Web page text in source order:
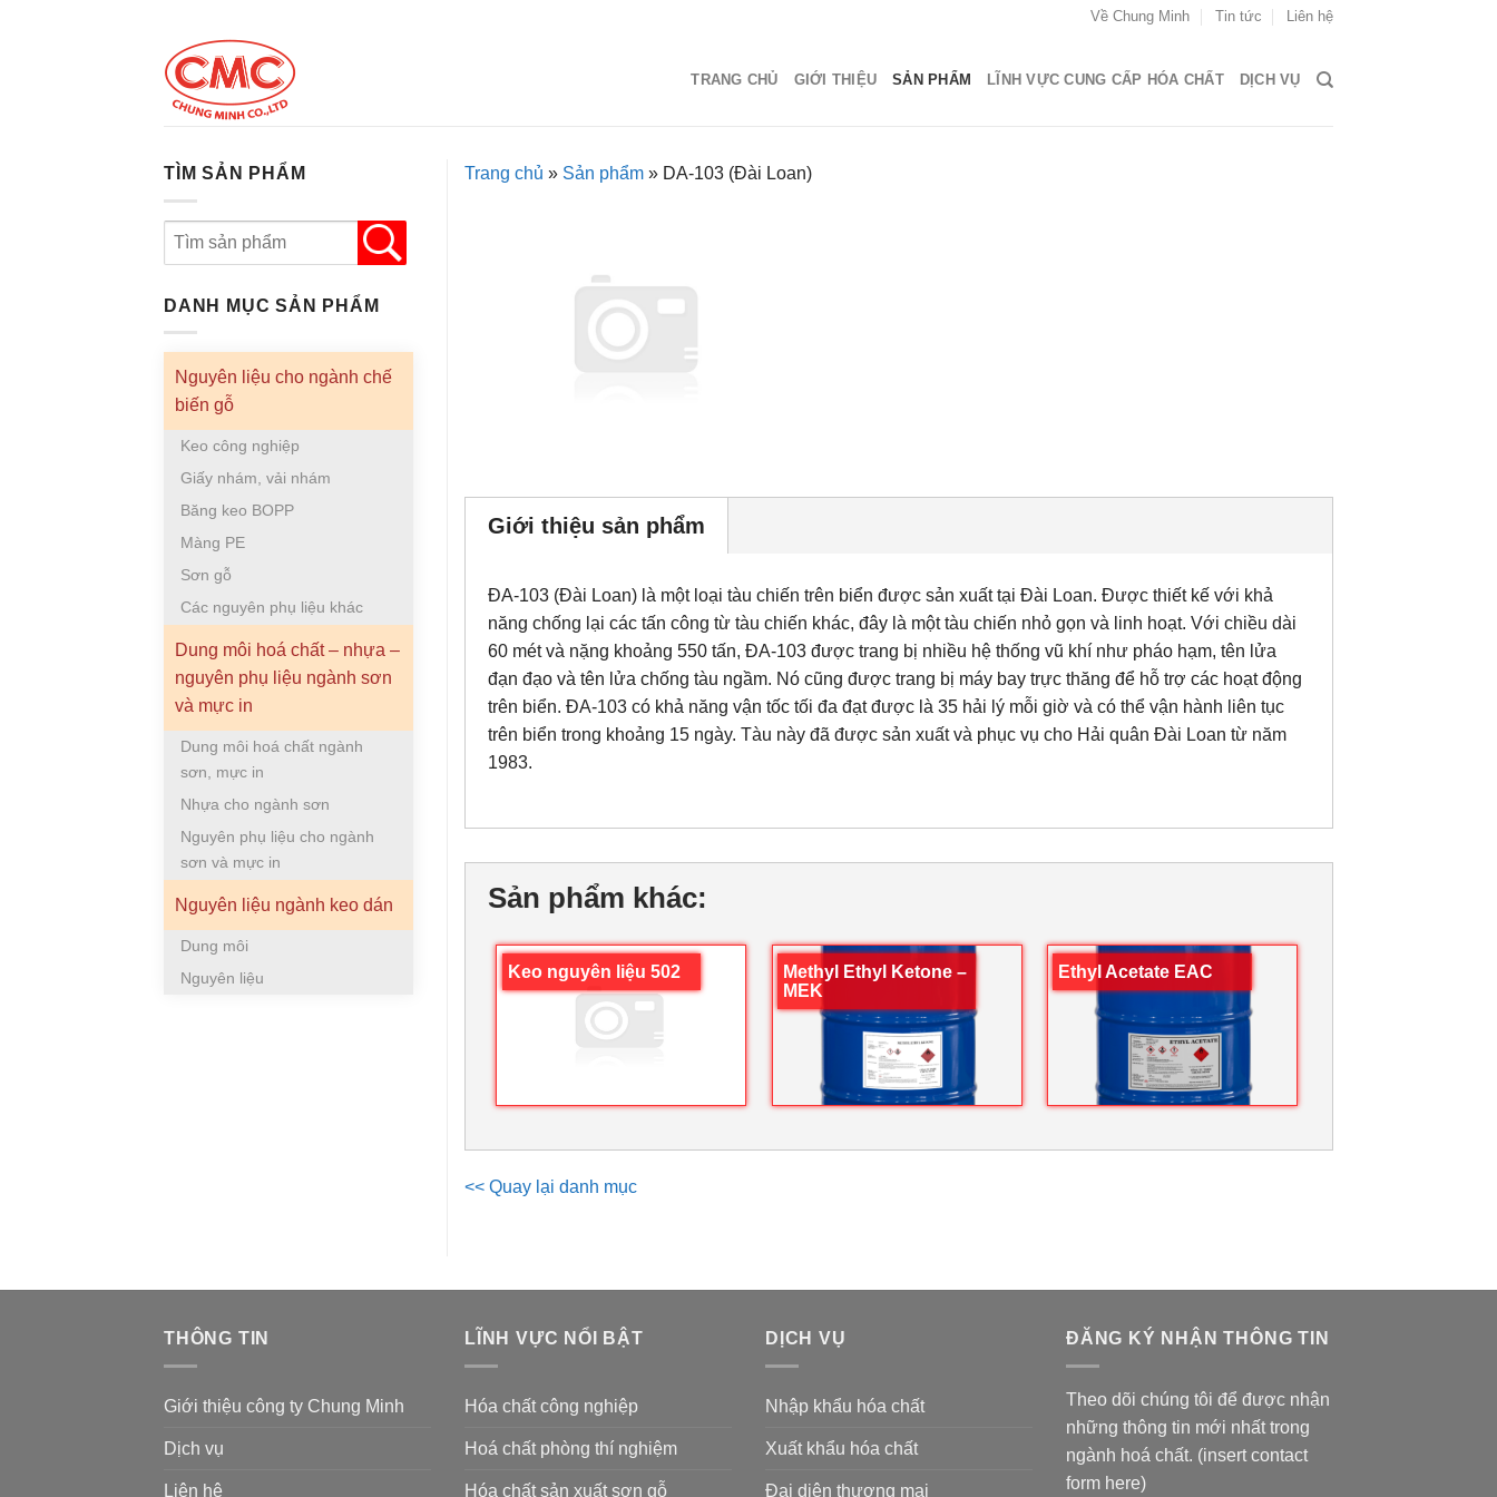
Về Chung Minh Tin tức Liên hệ
TRANG CHỦ GIỚI THIỆU SẢN PHẨM LĨNH VỰC CUNG CẤP HÓA CHẤT DỊCH VỤ
Trang chủ » Sản phẩm » DA-103 (Đài Loan)
Giới thiệu sản phẩm
ĐA-103 (Đài Loan) là một loại tàu chiến trên biển được sản xuất tại Đài Loan. Được thiết kế với khả
năng chống lại các tấn công từ tàu chiến khác, đây là một tàu chiến nhỏ gọn và linh hoạt. Với chiều dài
60 mét và nặng khoảng 550 tấn, ĐA-103 được trang bị nhiều hệ thống vũ khí như pháo hạm, tên lửa
đạn đạo và tên lửa chống tàu ngầm. Nó cũng được trang bị máy bay trực thăng để hỗ trợ các hoạt động
trên biển. ĐA-103 có khả năng vận tốc tối đa đạt được là 35 hải lý mỗi giờ và có thể vận hành liên tục
trên biển trong khoảng 15 ngày. Tàu này đã được sản xuất và phục vụ cho Hải quân Đài Loan từ năm
1983.
Sản phẩm khác:
Keo nguyên liệu 502
Methyl Ethyl Ketone –
MEK
Ethyl Acetate EAC
<< Quay lại danh mục
TÌM SẢN PHẨM
DANH MỤC SẢN PHẨM
Nguyên liệu cho ngành chế
biến gỗ
Keo công nghiệp
Giấy nhám, vải nhám
Băng keo BOPP
Màng PE
Sơn gỗ
Các nguyên phụ liệu khác
Dung môi hoá chất – nhựa –
nguyên phụ liệu ngành sơn
và mực in
Dung môi hoá chất ngành
sơn, mực in
Nhựa cho ngành sơn
Nguyên phụ liệu cho ngành
sơn và mực in
Nguyên liệu ngành keo dán
Dung môi
Nguyên liệu
THÔNG TIN
Giới thiệu công ty Chung Minh
Dịch vụ
Liên hệ
LĨNH VỰC NỔI BẬT
Hóa chất công nghiệp
Hoá chất phòng thí nghiệm
Hóa chất sản xuất sơn gỗ
DỊCH VỤ
Nhập khẩu hóa chất
Xuất khẩu hóa chất
Đại diện thương mại
ĐĂNG KÝ NHẬN THÔNG TIN
Theo dõi chúng tôi để được nhận
những thông tin mới nhất trong
ngành hoá chất. (insert contact
form here)